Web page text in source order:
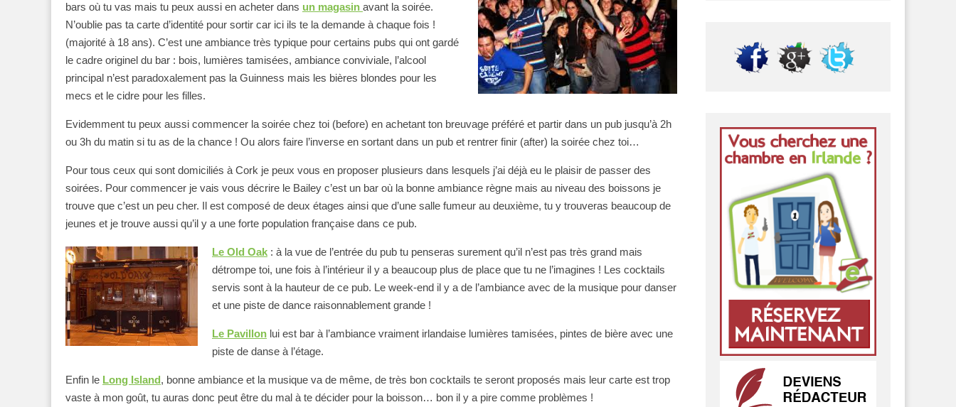
bars où tu vas mais tu peux aussi en acheter dans un magasin avant la soirée.
N’oublie pas ta carte d’identité pour sortir car ici ils te la demande à chaque fois !
(majorité à 18 ans). C’est une ambiance très typique pour certains pubs qui ont gardé
le cadre originel du bar : bois, lumières tamisées, ambiance conviviale, l’alcool
principal n’est paradoxalement pas la Guinness mais les bières blondes pour les
mecs et le cidre pour les filles.
Evidemment tu peux aussi commencer la soirée chez toi (before) en achetant ton breuvage préféré et partir dans un pub jusqu’à 2h
ou 3h du matin si tu as de la chance ! Ou alors faire l’inverse en sortant dans un pub et rentrer finir (after) la soirée chez toi…
Pour tous ceux qui sont domiciliés à Cork je peux vous en proposer plusieurs dans lesquels j’ai déjà eu le plaisir de passer des
soirées. Pour commencer je vais vous décrire le Bailey c’est un bar où la bonne ambiance règne mais au niveau des boissons je
trouve que c’est un peu cher. Il est composé de deux étages ainsi que d’une salle fumeur au deuxième, tu y trouveras beaucoup de
jeunes et je trouve aussi qu’il y a une forte population française dans ce pub.
Le Old Oak : à la vue de l’entrée du pub tu penseras surement qu’il n’est pas très grand mais
détrompe toi, une fois à l’intérieur il y a beaucoup plus de place que tu ne l’imagines ! Les cocktails
servis sont à la hauteur de ce pub. Le week-end il y a de l’ambiance avec de la musique pour danser
et une piste de dance raisonnablement grande !
Le Pavillon lui est bar à l’ambiance vraiment irlandaise lumières tamisées, pintes de bière avec une
piste de danse à l’étage.
Enfin le Long Island, bonne ambiance et la musique va de même, de très bon cocktails te seront proposés mais leur carte est trop
vaste à mon goût, tu auras donc peut être du mal à te décider pour la boisson… bon il y a pire comme problèmes !